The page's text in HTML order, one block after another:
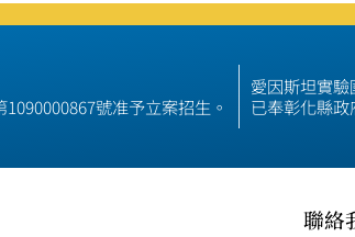
號准予立案招生。
愛因斯坦實驗
已奉彰化縣政
聯絡